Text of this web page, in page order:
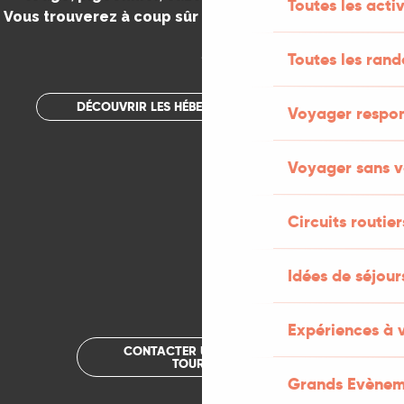
Toutes les
Toutes les
Voyager
Voyager sans
Circuits
Idées de
Expériences à
Grands
Vous trouverez à coup sûr votre bonheur dans le Lot.
.
DÉCOUVRIR LES HÉBERGEMENTS INSOLITES
CONTACTER UN OFFICE DE
TOURISME